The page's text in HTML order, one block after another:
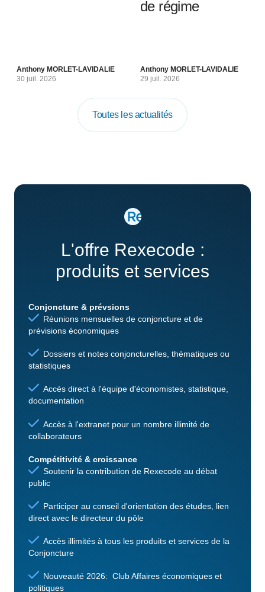
Anthony MORLET-LAVIDALIE
30 juil. 2026
de régime
Anthony MORLET-LAVIDALIE
29 juil. 2026
Toutes les actualités
L'offre Rexecode :
produits et services
Conjoncture & prévsions
Réunions mensuelles de conjoncture et de
prévisions économiques
Dossiers et notes conjoncturelles, thématiques ou
statistiques
Accès direct à l'équipe d'économistes, statistique,
documentation
Accès à l'extranet pour un nombre illimité de
collaborateurs
Compétitivité & croissance
Soutenir la contribution de Rexecode au débat
public
Participer au conseil d'orientation des études, lien
direct avec le directeur du pôle
Accès illimités à tous les produits et services de la
Conjoncture
Nouveauté 2026: Club Affaires économiques et
politiques